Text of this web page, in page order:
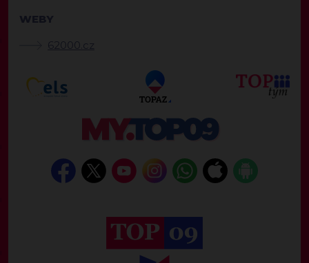
WEBY
62000.cz